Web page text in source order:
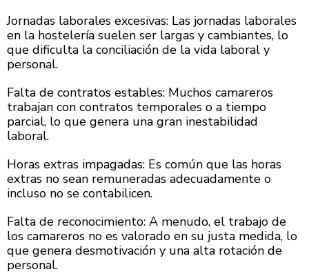
Jornadas laborales excesivas: Las jornadas laborales
en la hostelería suelen ser largas y cambiantes, lo
que dificulta la conciliación de la vida laboral y
personal.
Falta de contratos estables: Muchos camareros
trabajan con contratos temporales o a tiempo
parcial, lo que genera una gran inestabilidad
laboral.
Horas extras impagadas: Es común que las horas
extras no sean remuneradas adecuadamente o
incluso no se contabilicen.
Falta de reconocimiento: A menudo, el trabajo de
los camareros no es valorado en su justa medida, lo
que genera desmotivación y una alta rotación de
personal.